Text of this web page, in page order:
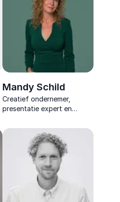
eigenaarschap en
strategische meerwaarde.
Mandy Schild
Creatief ondernemer,
presentatie expert en
zien hoe communicatie,
creativiteit en technologie
samenkomen om verhalen
memorabel te maken.